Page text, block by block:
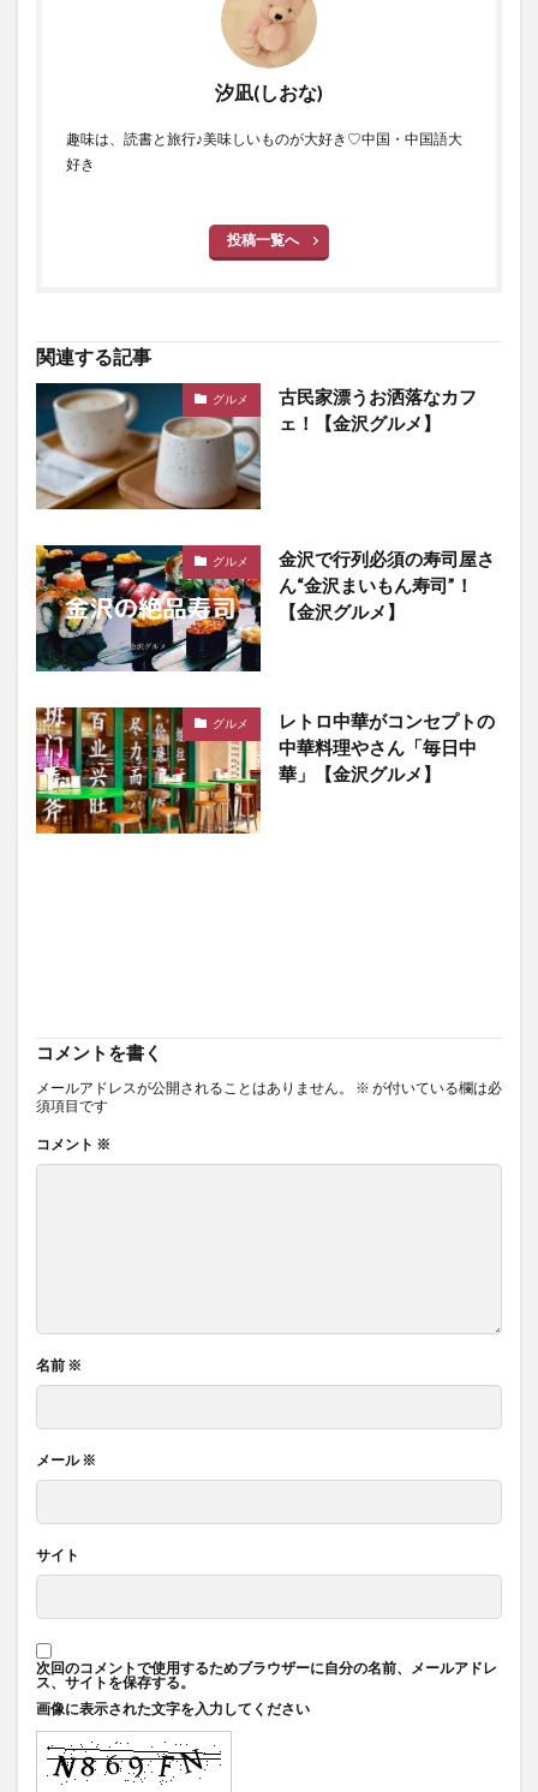
汐凪(しおな)
趣味は、読書と旅行♪美味しいものが大好き♡中国・中国語大
好き
投稿一覧へ
関連する記事
グルメ
古民家漂うお洒落なカフ
ェ！【金沢グルメ】
グルメ
金沢で行列必須の寿司屋さ
ん“金沢まいもん寿司”！
【金沢グルメ】
グルメ
レトロ中華がコンセプトの
中華料理やさん「毎日中
華」【金沢グルメ】
コメントを書く
メールアドレスが公開されることはありません。 ※ が付いている欄は必
須項目です
コメント ※
名前 ※
メール※
サイト
次回のコメントで使用するためブラウザーに自分の名前、メールアドレ
ス、サイトを保存する。
画像に表示された文字を入力してください